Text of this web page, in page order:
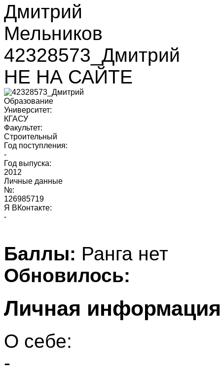
Дмитрий
Мельников
42328573_Дмитрий
НЕ НА САЙТЕ
Образование
Университет:
КГАСУ
Факультет:
Строительный
Год поступления:
-
Год выпуска:
2012
Личные данные
№:
126985719
Я ВКонтакте:
-
Баллы: Ранга нет
Обновилось:
Личная информация
О себе:
-